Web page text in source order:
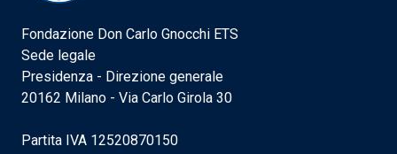
Fondazione Don Carlo Gnocchi ETS
Sede legale
Presidenza - Direzione generale
20162 Milano - Via Carlo Girola 30
Partita IVA 12520870150